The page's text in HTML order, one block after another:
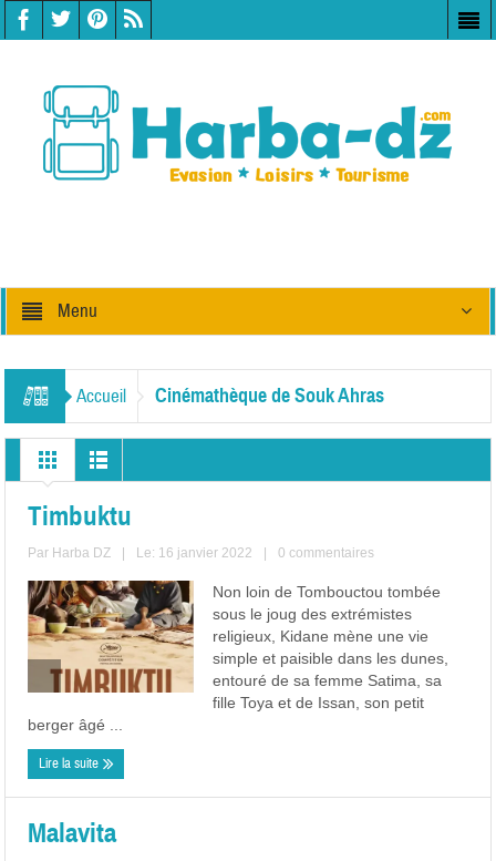
Menu
Accueil Cinémathèque de Souk Ahras
Timbuktu
Par Harba DZ Le: 16 janvier 2022 0 commentaires
Non loin de Tombouctou tombée
sous le joug des extrémistes
religieux, Kidane mène une vie
simple et paisible dans les dunes,
entouré de sa femme Satima, sa
fille Toya et de Issan, son petit
berger âgé ...
Lire la suite
Malavita